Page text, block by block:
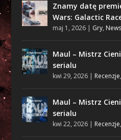
Znamy datę
Wars: Galactic
maj 1, 2026| Gry,
Maul – Mistrz
serialu
kwi 29, 2026| Recenzje,
Maul – Mistrz
serialu
kwi 22, 2026| Recenzje,